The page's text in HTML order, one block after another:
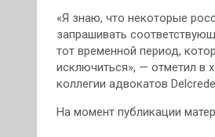
«Я знаю, что некоторые
запрашивать
тот временной период,
исключиться», — отметил в
коллегии адвокатов
На момент публикации